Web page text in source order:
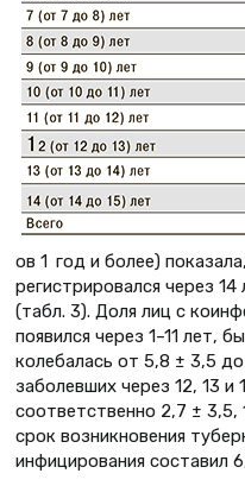
ов 1 год и более)
регистрировался через
(табл. 3). Доля лиц с
появился через 1–11 лет,
колебалась от 5,8 ± 3,5
заболевших через 12, 13
соответственно 2,7 ± 3,5,
срок возникновения
инфицирования составил